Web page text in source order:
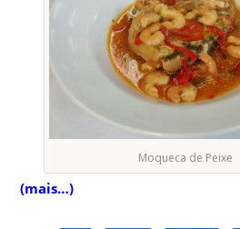
Moqueca de Peixe
(mais…)